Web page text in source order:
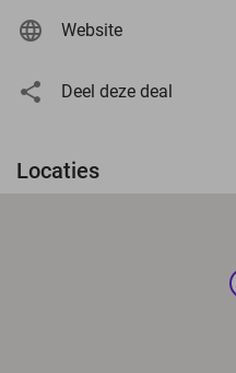
Website
Deel deze deal
Locaties